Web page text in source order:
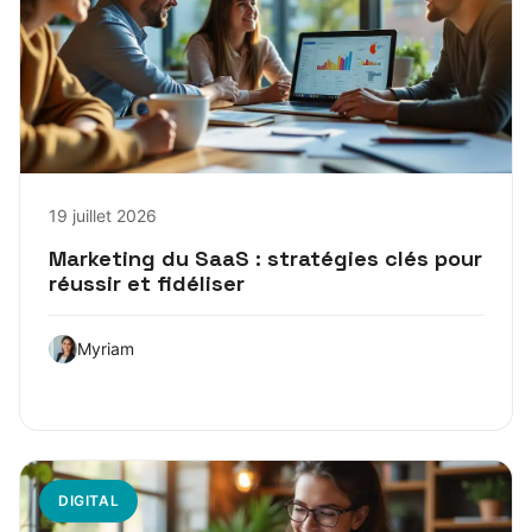
19 juillet 2026
Marketing du SaaS : stratégies clés pour
réussir et fidéliser
Myriam
DIGITAL